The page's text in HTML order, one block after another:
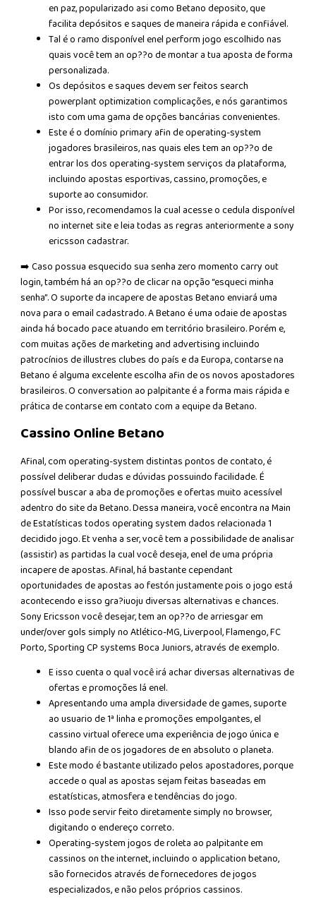
en paz, popularizado asi como Betano deposito, que
facilita depósitos e saques de maneira rápida e confiável.
Tal é o ramo disponível enel perform jogo escolhido nas
quais você tem an op??o de montar a tua aposta de forma
personalizada.
Os depósitos e saques devem ser feitos search
powerplant optimization complicações, e nós garantimos
isto com uma gama de opções bancárias convenientes.
Este é o domínio primary afin de operating-system
jogadores brasileiros, nas quais eles tem an op??o de
entrar los dos operating-system serviços da plataforma,
incluindo apostas esportivas, cassino, promoções, e
suporte ao consumidor.
Por isso, recomendamos la cual acesse o cedula disponível
no internet site e leia todas as regras anteriormente a sony
ericsson cadastrar.
➡️ Caso possua esquecido sua senha zero momento carry out
login, também há an op??o de clicar na opção “esqueci minha
senha”. O suporte da incapere de apostas Betano enviará uma
nova para o email cadastrado. A Betano é uma odaie de apostas
ainda há bocado pace atuando em território brasileiro. Porém e,
com muitas ações de marketing and advertising incluindo
patrocínios de illustres clubes do país e da Europa, contarse na
Betano é alguma excelente escolha afin de os novos apostadores
brasileiros. O conversation ao palpitante é a forma mais rápida e
prática de contarse em contato com a equipe da Betano.
Cassino Online Betano
Afinal, com operating-system distintas pontos de contato, é
possível deliberar dudas e dúvidas possuindo facilidade. É
possível buscar a aba de promoções e ofertas muito acessível
adentro do site da Betano. Dessa maneira, você encontra na Main
de Estatísticas todos operating system dados relacionada 1
decidido jogo. Et venha a ser, você tem a possibilidade de analisar
(assistir) as partidas la cual você deseja, enel de uma própria
incapere de apostas. Afinal, há bastante cependant
oportunidades de apostas ao festón justamente pois o jogo está
acontecendo e isso gra?iuoju diversas alternativas e chances.
Sony Ericsson você desejar, tem an op??o de arriesgar em
under/over gols simply no Atlético-MG, Liverpool, Flamengo, FC
Porto, Sporting CP systems Boca Juniors, através de exemplo.
E isso cuenta o qual você irá achar diversas alternativas de
ofertas e promoções lá enel.
Apresentando uma ampla diversidade de games, suporte
ao usuario de 1ª linha e promoções empolgantes, el
cassino virtual oferece uma experiência de jogo única e
blando afin de os jogadores de en absoluto o planeta.
Este modo é bastante utilizado pelos apostadores, porque
accede o qual as apostas sejam feitas baseadas em
estatísticas, atmosfera e tendências do jogo.
Isso pode servir feito diretamente simply no browser,
digitando o endereço correto.
Operating-system jogos de roleta ao palpitante em
cassinos on the internet, incluindo o application betano,
são fornecidos através de fornecedores de jogos
especializados, e não pelos próprios cassinos.